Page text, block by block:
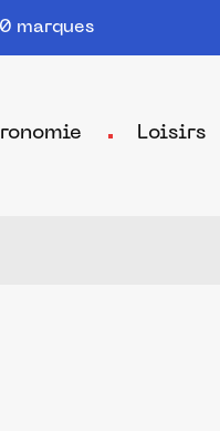
marques
Loisirs